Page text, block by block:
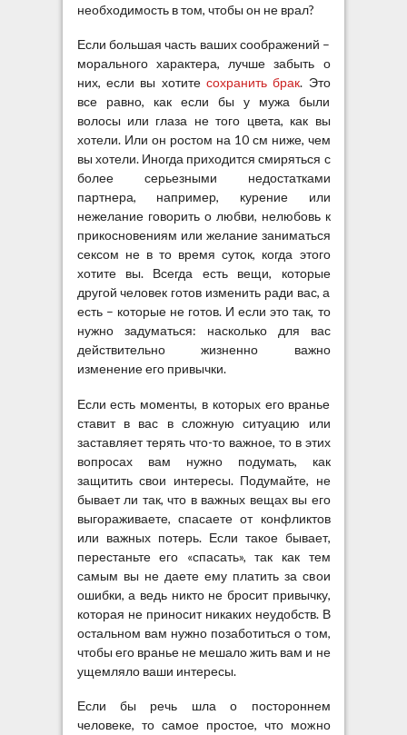
необходимость в том, чтобы он не врал?
Если большая часть ваших соображений –
морального характера, лучше забыть о
них, если вы хотите сохранить брак. Это
все равно, как если бы у мужа были
волосы или глаза не того цвета, как вы
хотели. Или он ростом на 10 см ниже, чем
вы хотели. Иногда приходится смиряться с
более серьезными недостатками
партнера, например, курение или
нежелание говорить о любви, нелюбовь к
прикосновениям или желание заниматься
сексом не в то время суток, когда этого
хотите вы. Всегда есть вещи, которые
другой человек готов изменить ради вас, а
есть – которые не готов. И если это так, то
нужно задуматься: насколько для вас
действительно жизненно важно
изменение его привычки.
Если есть моменты, в которых его вранье
ставит в вас в сложную ситуацию или
заставляет терять что-то важное, то в этих
вопросах вам нужно подумать, как
защитить свои интересы. Подумайте, не
бывает ли так, что в важных вещах вы его
выгораживаете, спасаете от конфликтов
или важных потерь. Если такое бывает,
перестаньте его «спасать», так как тем
самым вы не даете ему платить за свои
ошибки, а ведь никто не бросит привычку,
которая не приносит никаких неудобств. В
остальном вам нужно позаботиться о том,
чтобы его вранье не мешало жить вам и не
ущемляло ваши интересы.
Если бы речь шла о постороннем
человеке, то самое простое, что можно